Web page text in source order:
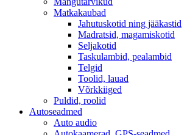
Matkakaubad
Jahutuskotid ning jääkastid
Madratsid, magamiskotid
Seljakotid
Taskulambid, pealambid
Telgid
Toolid, lauad
Võrkkiiged
Puldid, roolid
Autoseadmed
Auto audio